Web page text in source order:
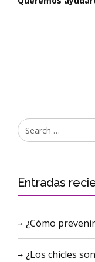
Entradas
¿Cómo
¿Los chicles